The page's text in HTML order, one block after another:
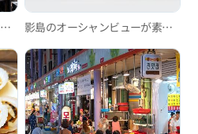
ゆっくり楽しむ余裕、釜山の韓屋カフェ3選 影島のオーシャンビューが素晴らしくパンの種類が豊富な大型カフェ「カフェ385」